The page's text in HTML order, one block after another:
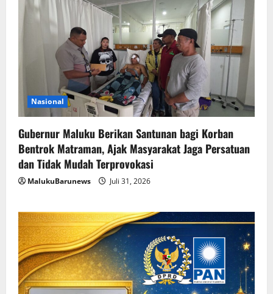
Nasional
Gubernur Maluku Berikan Santunan bagi Korban
Bentrok Matraman, Ajak Masyarakat Jaga Persatuan
dan Tidak Mudah Terprovokasi
MalukuBarunews Juli 31, 2026